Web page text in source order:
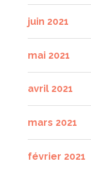
juin 2021
mai 2021
avril 2021
mars 2021
février 2021